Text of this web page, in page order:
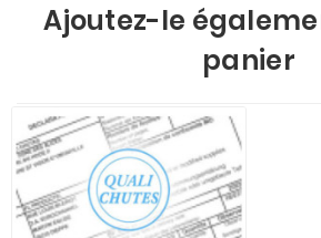
Ajoutez-le
panier